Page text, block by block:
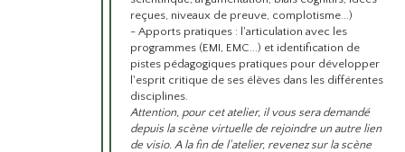
reçues, niveaux de preuve, complotisme...)
- Apports pratiques : l'articulation avec les
programmes (EMI, EMC...) et identification de
pistes pédagogiques pratiques pour développer
l'esprit critique de ses élèves dans les différentes
disciplines.
Attention, pour cet atelier, il vous sera demandé
depuis la scène virtuelle de rejoindre un autre lien
de visio. A la fin de l'atelier, revenez sur la scène